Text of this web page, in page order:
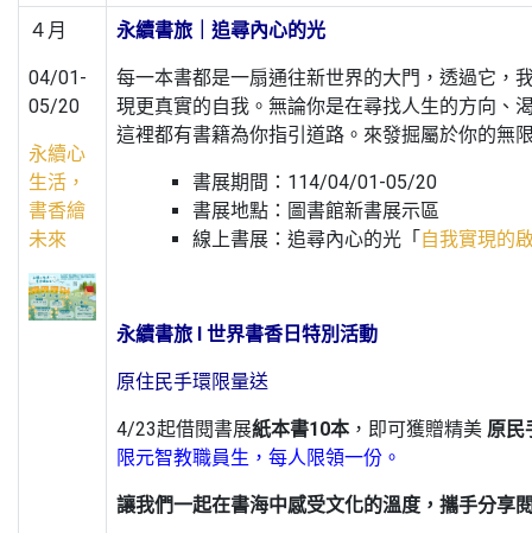
４月
04/01-
05/20
永續心
生活，
書香繪
未來
永續書旅｜追尋內心的光
每一本書都是一扇通往新世界的大門，透過它，
現更真實的自我。無論你是在尋找人生的方向、
這裡都有書籍為你指引道路。來發掘屬於你的無
書展期間：114/04/01-05/20
書展地點：圖書館新書展示區
線上書展：追尋內心的光「自我實現的
永續書旅 l 世界書香日特別活動
原住民手環限量送
4/23起借閱書展紙本書10本 ，即可獲贈精美 原民
限元智教職員生，每人限領一份。
讓我們一起在書海中感受文化的溫度，攜手分享